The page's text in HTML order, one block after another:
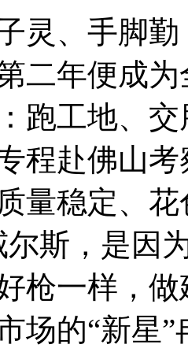
、手脚勤
二年便成
跑工地、
程赴佛山
量稳定、
尔斯，是因
枪一样，
场的“新星”